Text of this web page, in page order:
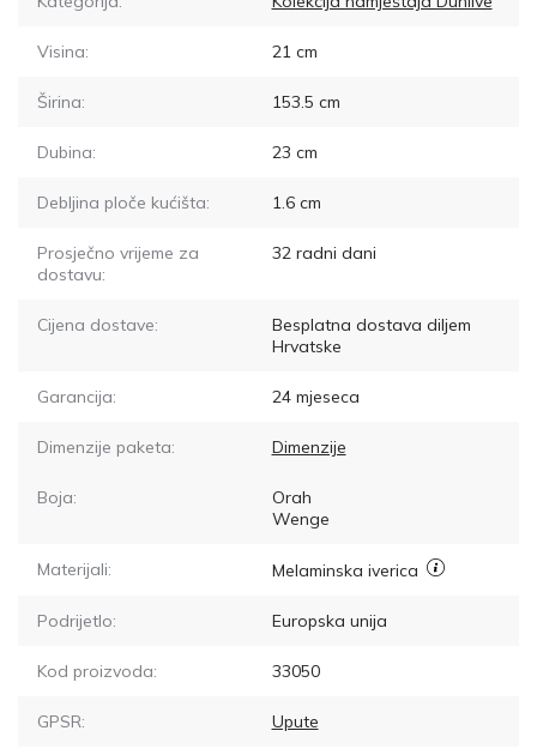
Visina: 21cm
Širina: 153.5 cm
Dubina: 23 cm
Debljina ploče kućišta: 1.6cm
Prosječno vrijeme za
dostavu:
32radni dani
Cijena dostave:
Besplatna dostava diljem
Hrvatske
Garancija: 24 mjeseca
Dimenzije paketa: Dimenzije
Boja:
Orah
Wenge
Materijali: Melaminska iverica
Podrijetlo: Europska unija
Kod proizvoda: 33050
GPSR: Upute